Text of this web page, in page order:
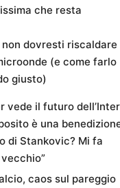
che resta
non dovresti riscaldare
(e come farlo
giusto)
vede il futuro
è una
di Stankovic? Mi fa
caos sul pareggio